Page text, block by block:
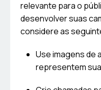
relevante para o
desenvolver suas
considere as
Use imagens de
representem